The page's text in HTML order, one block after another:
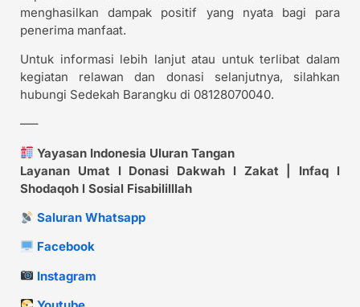
menghasilkan dampak positif yang nyata bagi para
penerima manfaat.
Untuk informasi lebih lanjut atau untuk terlibat dalam
kegiatan relawan dan donasi selanjutnya, silahkan
hubungi Sedekah Barangku di 08128070040.
—–
Yayasan Indonesia Uluran Tangan
Layanan Umat l Donasi Dakwah l Zakat | Infaq l
Shodaqoh l Sosial Fisabililllah
Saluran Whatsapp
Facebook
Instagram